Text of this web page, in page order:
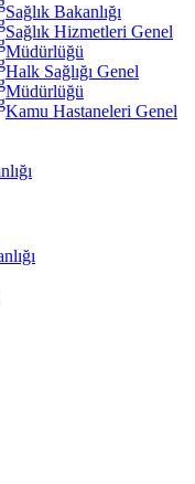
Sağlık Bakanlığı
Sağlık Hizmetleri Genel
Müdürlüğü
Halk Sağlığı Genel
Müdürlüğü
Kamu Hastaneleri Genel